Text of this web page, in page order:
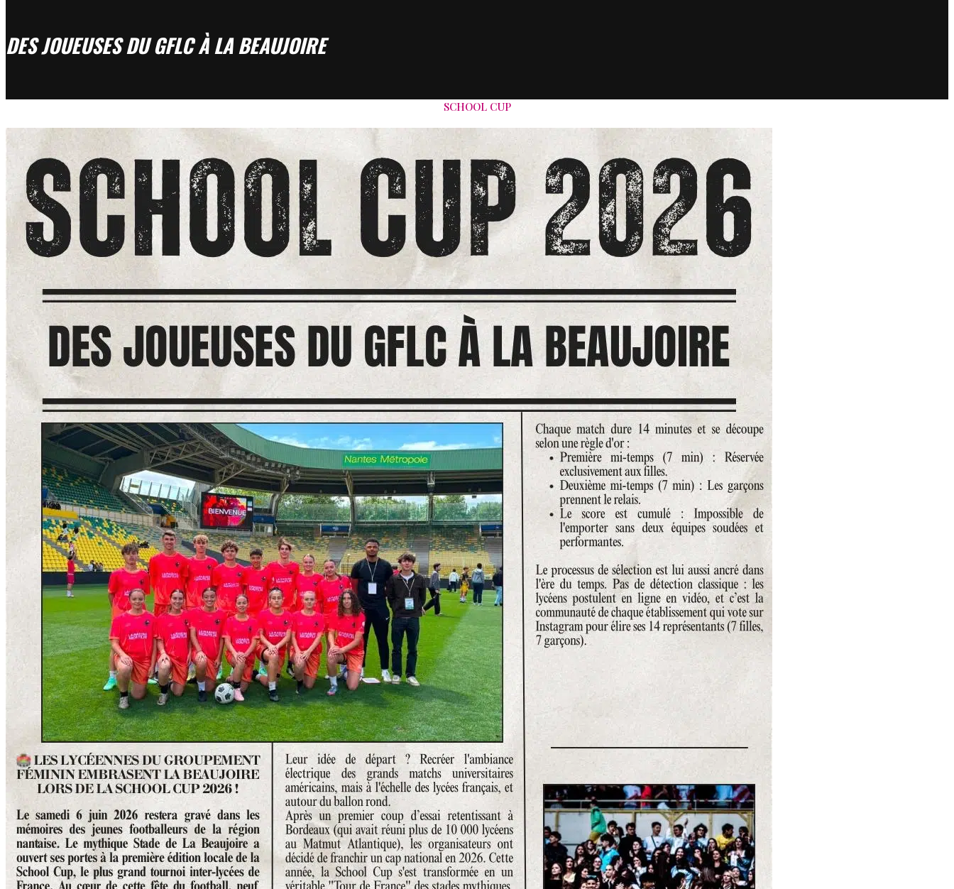
DES JOUEUSES DU GFLC À LA BEAUJOIRE
SCHOOL CUP